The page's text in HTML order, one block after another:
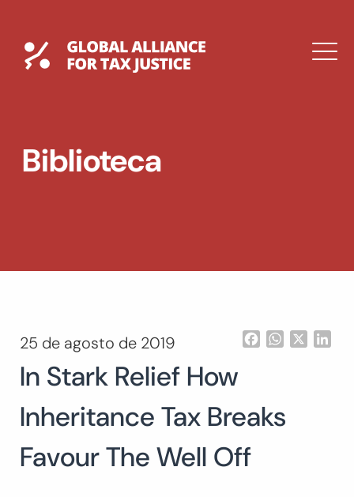
contenidoGlobal Tax Justice
DROPDOWN
Buscar:
Biblioteca
25 de agosto de 2019 FacebookWhatsApp
In Stark Relief How
Inheritance Tax Breaks
Favour The Well Off